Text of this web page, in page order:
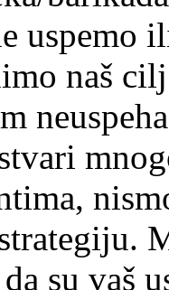
uspemo
naš
su vaš